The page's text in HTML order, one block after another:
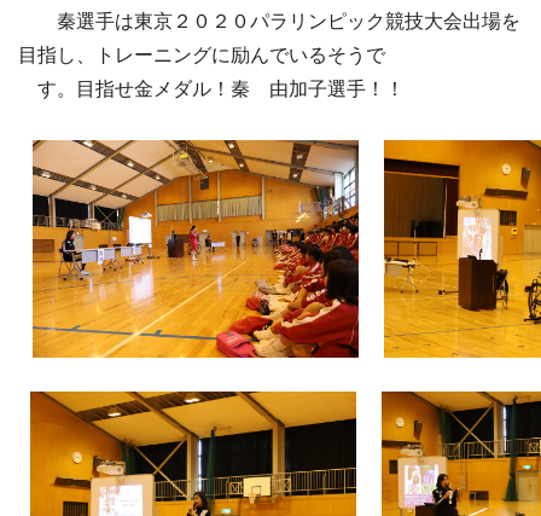
秦選手は東京２０２０パラリンピック競技大会出場を
目指し、トレーニングに励んでいるそうで
す。目指せ金メダル！秦 由加子選手！！